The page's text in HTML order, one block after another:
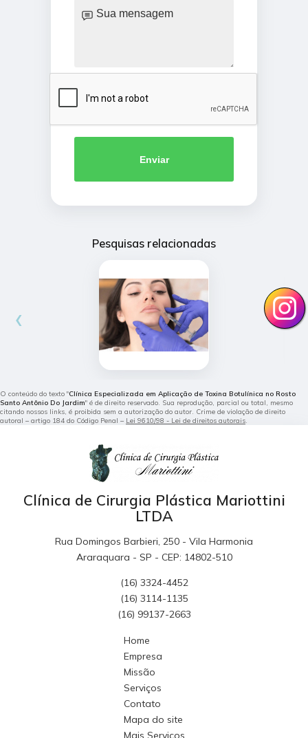
Enviar
Pesquisas relacionadas
‹ ›
O conteúdo do texto "Clínica Especializada em Aplicação de Toxina Botulínica no Rosto
Santo Antônio Do Jardim" é de direito reservado. Sua reprodução, parcial ou total, mesmo
citando nossos links, é proibida sem a autorização do autor. Crime de violação de direito
autoral – artigo 184 do Código Penal – Lei 9610/98 - Lei de direitos autorais.
Clínica de Cirurgia Plástica Mariottini
LTDA
Rua Domingos Barbieri, 250 - Vila Harmonia
Araraquara - SP - CEP: 14802-510
(16) 3324-4452
(16) 3114-1135
(16) 99137-2663
Home
Empresa
Missão
Serviços
Contato
Mapa do site
Mais Serviços